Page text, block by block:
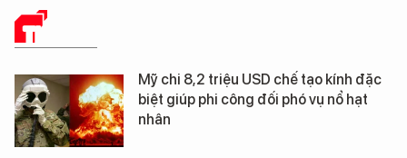
THẾ GIỚI
Mỹ chi 8,2 triệu USD chế tạo kính đặc
biệt giúp phi công đối phó vụ nổ hạt
nhân